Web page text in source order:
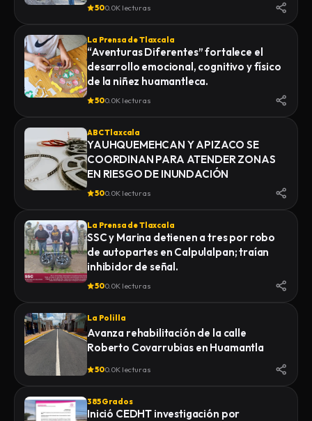
500.0K lecturas
La Prensa de Tlaxcala
“Aventuras Diferentes” fortalece el
desarrollo emocional, cognitivo y físico
de la niñez huamantleca.
500.0K lecturas
ABC Tlaxcala
YAUHQUEMEHCAN Y APIZACO SE
COORDINAN PARA ATENDER ZONAS
EN RIESGO DE INUNDACIÓN
500.0K lecturas
La Prensa de Tlaxcala
SSC y Marina detienen a tres por robo
de autopartes en Calpulalpan; traían
inhibidor de señal.
500.0K lecturas
La Polilla
Avanza rehabilitación de la calle
Roberto Covarrubias en Huamantla
500.0K lecturas
385 Grados
Inició CEDHT investigación por